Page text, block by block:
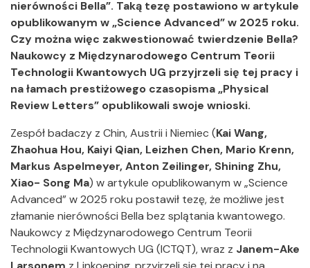
nierówności Bella”. Taką tezę postawiono w artykule
opublikowanym w „Science Advanced” w 2025 roku.
Czy można więc zakwestionować twierdzenie Bella?
Naukowcy z Międzynarodowego Centrum Teorii
Technologii Kwantowych UG przyjrzeli się tej pracy i
na łamach prestiżowego czasopisma „Physical
Review Letters” opublikowali swoje wnioski.
Zespół badaczy z Chin, Austrii i Niemiec (Kai Wang,
Zhaohua Hou, Kaiyi Qian, Leizhen Chen, Mario Krenn,
Markus Aspelmeyer, Anton Zeilinger, Shining Zhu,
Xiao- Song Ma) w artykule opublikowanym w „Science
Advanced” w 2025 roku postawił tezę, że możliwe jest
złamanie nierówności Bella bez splątania kwantowego.
Naukowcy z Międzynarodowego Centrum Teorii
Technologii Kwantowych UG (ICTQT), wraz z Janem-Ake